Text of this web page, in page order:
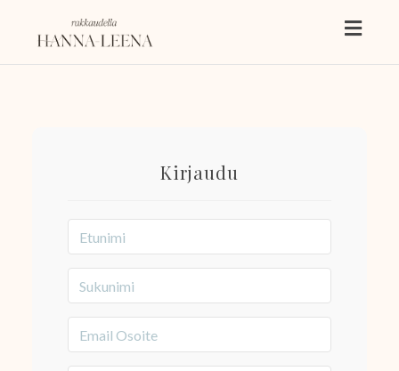
Kirjaudu